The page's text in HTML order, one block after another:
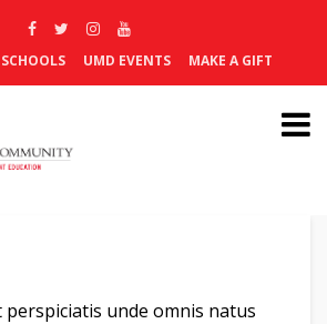
UMD EVENTS MAKE A GIFT
perspiciatis unde omnis natus